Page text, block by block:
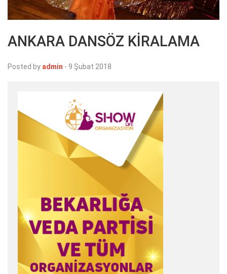
ANKARA DANSÖZ KİRALAMA
Posted by admin - 9 Şubat 2018